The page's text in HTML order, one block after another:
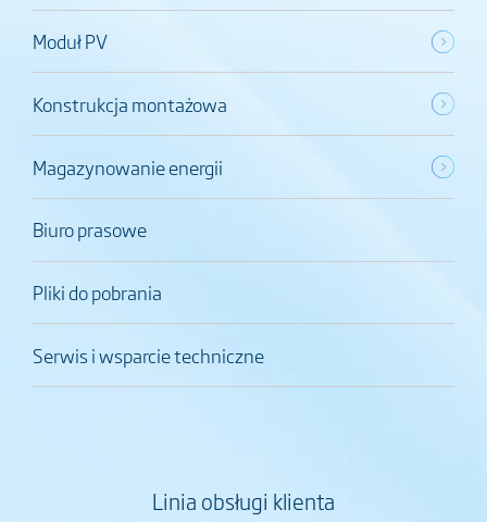
Moduł PV
Konstrukcja montażowa
Magazynowanie energii
Biuro prasowe
Pliki do pobrania
Serwis i wsparcie techniczne
Linia obsługi klienta